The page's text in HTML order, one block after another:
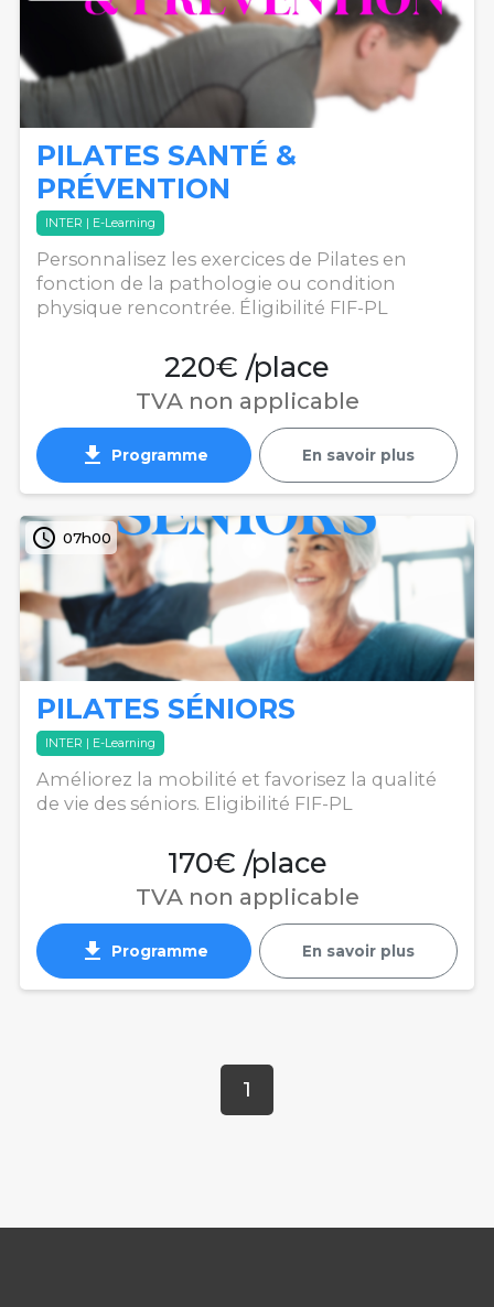
PILATES SANTÉ &
PRÉVENTION
INTER | E-Learning
Personnalisez les exercices de Pilates en
fonction de la pathologie ou condition
physique rencontrée. Éligibilité FIF-PL
220€ /place
TVA non applicable
get_app Programme En savoir plus
access_time 07h00
PILATES SÉNIORS
INTER | E-Learning
Améliorez la mobilité et favorisez la qualité
de vie des séniors. Eligibilité FIF-PL
170€ /place
TVA non applicable
get_app Programme En savoir plus
1